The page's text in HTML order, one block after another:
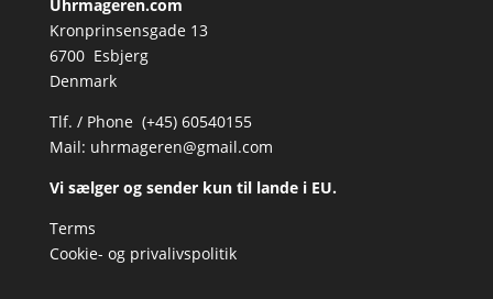
Uhrmageren.com
Kronprinsensgade 13
6700 Esbjerg
Denmark
Tlf. / Phone (+45) 60540155
Mail: uhrmageren@gmail.com
Vi sælger og sender kun til lande i EU.
Terms
Cookie- og privalivspolitik